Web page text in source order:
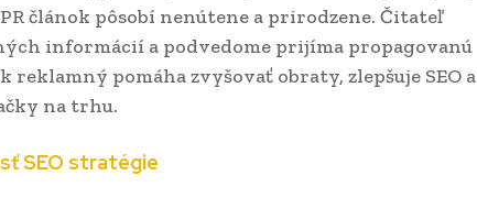
článok pôsobí nenútene a prirodzene. Čitateľ
informácií a podvedome prijíma propagovanú
reklamný pomáha zvyšovať obraty, zlepšuje SEO a
na trhu.
SEO stratégie